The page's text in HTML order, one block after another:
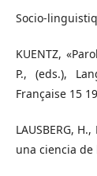
Socio-
KUENTZ,
P., (eds.),
Française 15
LAUSBERG,
una ciencia